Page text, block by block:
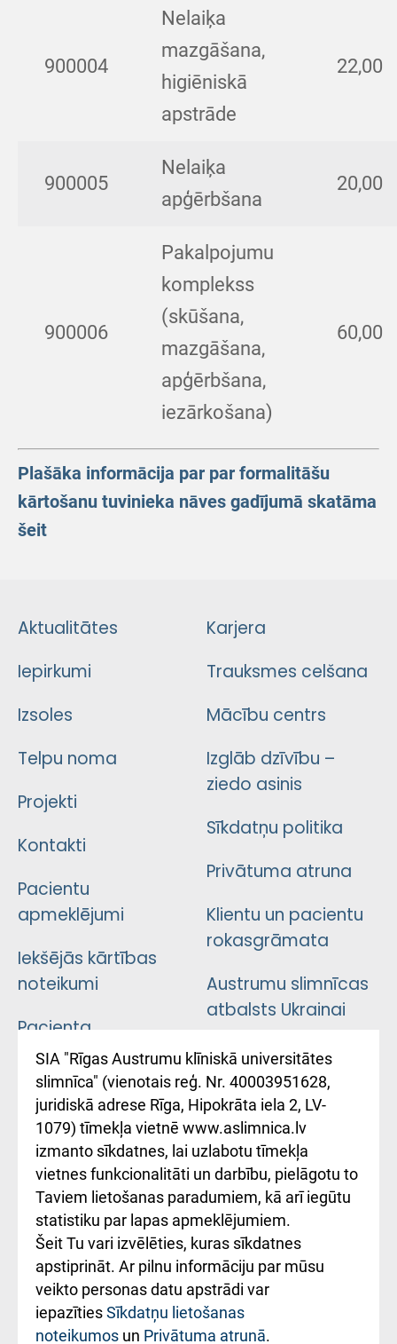
900004
Nelaiķa
mazgāšana,
higiēniskā
apstrāde
22,00
900005
Nelaiķa
apģērbšana
20,00
900006
Pakalpojumu
komplekss
(skūšana,
mazgāšana,
apģērbšana,
iezārkošana)
60,00
Plašāka informācija par par formalitāšu
kārtošanu tuvinieka nāves gadījumā skatāma
šeit
Aktualitātes
Iepirkumi
Izsoles
Telpu noma
Projekti
Kontakti
Pacientu
apmeklējumi
Iekšējās kārtības
noteikumi
Pacienta
atsauksmju/sūdzību
iesniegšanas
kārtība
Kā pie mums nokļūt
Rēķinu apmaksas
ceļvedis
Rekvizīti un
ārstniecības
iestādes kods
010000234
Karjera
Trauksmes celšana
Mācību centrs
Izglāb dzīvību –
ziedo asinis
Sīkdatņu politika
Privātuma atruna
Klientu un pacientu
rokasgrāmata
Austrumu slimnīcas
atbalsts Ukrainai
Підтримка Східної
лікарні та співпраця з
Україною
SIA "Rīgas Austrumu klīniskā universitātes
slimnīca" (vienotais reģ. Nr. 40003951628,
juridiskā adrese Rīga, Hipokrāta iela 2, LV-
1079) tīmekļa vietnē www.aslimnica.lv
izmanto sīkdatnes, lai uzlabotu tīmekļa
vietnes funkcionalitāti un darbību, pielāgotu to
Taviem lietošanas paradumiem, kā arī iegūtu
statistiku par lapas apmeklējumiem.
Šeit Tu vari izvēlēties, kuras sīkdatnes
apstiprināt. Ar pilnu informāciju par mūsu
veikto personas datu apstrādi var
iepazītiesSīkdatņu lietošanas
noteikumos un Privātuma atrunā.